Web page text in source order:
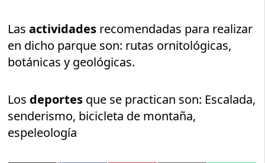
Lasactividades recomendadas para realizar
en dicho parque son: rutas ornitológicas,
botánicas y geológicas.
Los deportes que se practican son: Escalada,
senderismo, bicicleta de montaña,
espeleología